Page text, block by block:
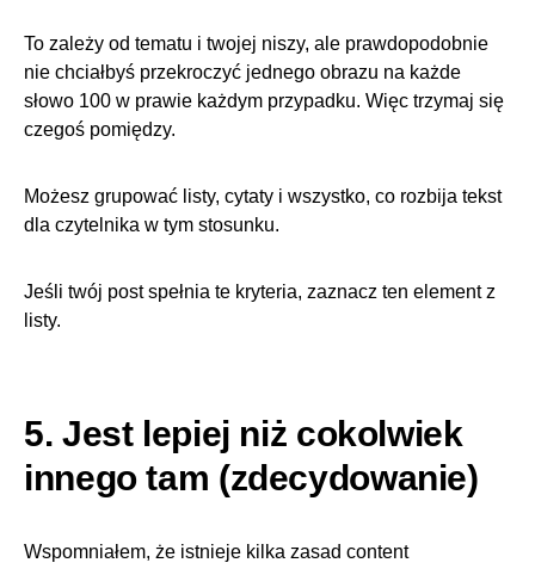
To zależy od tematu i twojej niszy, ale prawdopodobnie
nie chciałbyś przekroczyć jednego obrazu na każde
słowo 100 w prawie każdym przypadku. Więc trzymaj się
czegoś pomiędzy.
Możesz grupować listy, cytaty i wszystko, co rozbija tekst
dla czytelnika w tym stosunku.
Jeśli twój post spełnia te kryteria, zaznacz ten element z
listy.
5. Jest lepiej niż cokolwiek
innego tam (zdecydowanie)
Wspomniałem, że istnieje kilka zasad content